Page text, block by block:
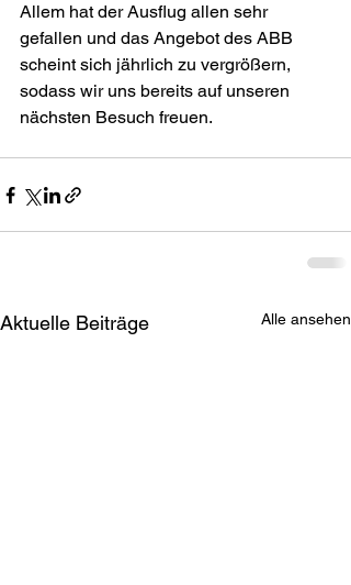
Allem hat der Ausflug allen sehr
gefallen und das Angebot des ABB
scheint sich jährlich zu vergrößern,
sodass wir uns bereits auf unseren
Aktuelle Beiträge Alle ansehen